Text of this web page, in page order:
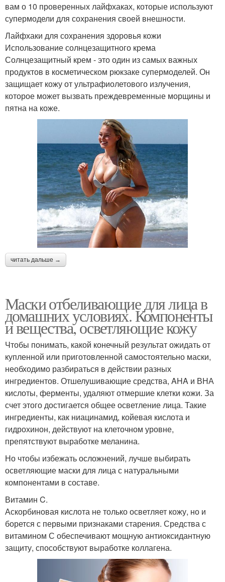
вам о 10 проверенных лайфхаках, которые используют
супермодели для сохранения своей внешности.
Лайфхаки для сохранения здоровья кожи
Использование солнцезащитного крема
Солнцезащитный крем - это один из самых важных
продуктов в косметическом рюкзаке супермоделей. Он
защищает кожу от ультрафиолетового излучения,
которое может вызвать преждевременные морщины и
пятна на коже.
читать дальше →
Маски отбеливающие для лица в
домашних условиях. Компоненты
и вещества, осветляющие кожу
Чтобы понимать, какой конечный результат ожидать от
купленной или приготовленной самостоятельно маски,
необходимо разбираться в действии разных
ингредиентов. Отшелушивающие средства, AHA и ВНА
кислоты, ферменты, удаляют отмершие клетки кожи. За
счет этого достигается общее осветление лица. Такие
ингредиенты, как ниацинамид, койевая кислота и
гидрохинон, действуют на клеточном уровне,
препятствуют выработке меланина.
Но чтобы избежать осложнений, лучше выбирать
осветляющие маски для лица с натуральными
компонентами в составе.
Витамин C.
Аскорбиновая кислота не только осветляет кожу, но и
борется с первыми признаками старения. Средства с
витамином С обеспечивают мощную антиоксидантную
защиту, способствуют выработке коллагена.